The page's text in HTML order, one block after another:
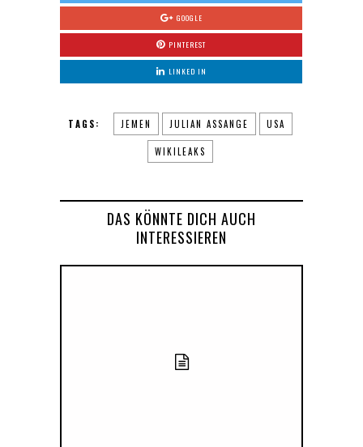
GOOGLE
PINTEREST
LINKED IN
TAGS: JEMEN JULIAN ASSANGE USA
WIKILEAKS
DAS KÖNNTE DICH AUCH
INTERESSIEREN